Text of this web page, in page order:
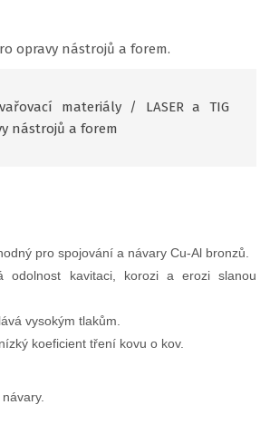
opravy nástrojů a forem.
materiály/
LASER a TIG
nástrojů a forem
pro spojování a návary Cu-Al bronzů.
odolnost kavitaci, korozi a erozi slanou
vysokým tlakům.
koeficient tření kovu o kov.